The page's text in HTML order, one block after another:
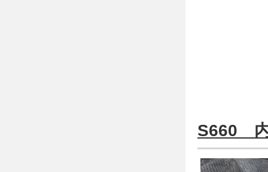
S660 内